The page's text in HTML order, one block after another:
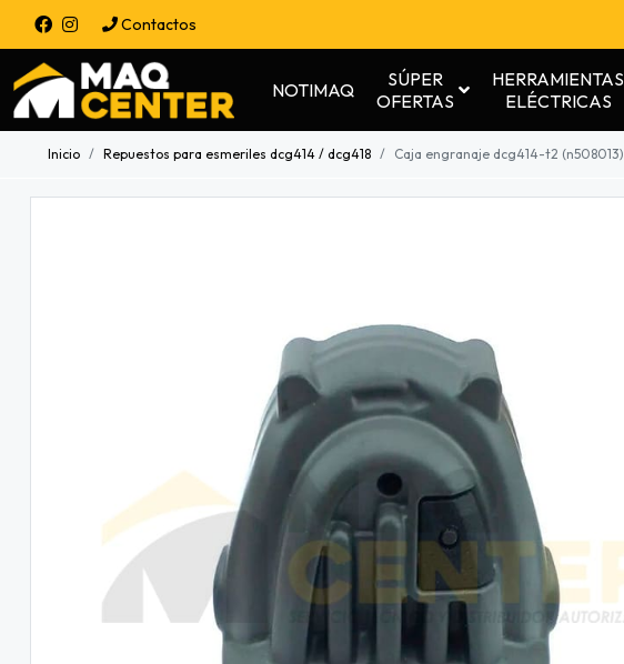
Contactos
NOTIMAQ
SÚPER
OFERTAS
HERRAMIENTAS
ELÉCTRICAS
Inicio Repuestos para esmeriles dcg414 / dcg418 Caja engranaje dcg414-t2 (n508013)